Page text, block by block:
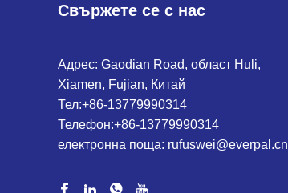
Свържете се с нас
Адрес: Gaodian Road, област Huli,
Xiamen, Fujian, Китай
Тел:+86-13779990314
Телефон:+86-13779990314
електронна поща: rufuswei@everpal.cn